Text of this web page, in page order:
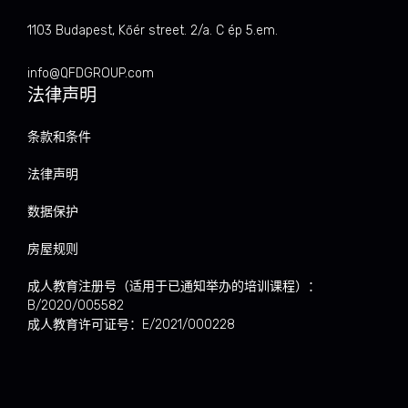
1103 Budapest, Kőér street. 2/a. C ép 5.em.
info@QFDGROUP.com
法律声明
条款和条件
法律声明
数据保护
房屋规则
成人教育注册号（适用于已通知举办的培训课程）：
B/2020/005582
成人教育许可证号：E/2021/000228